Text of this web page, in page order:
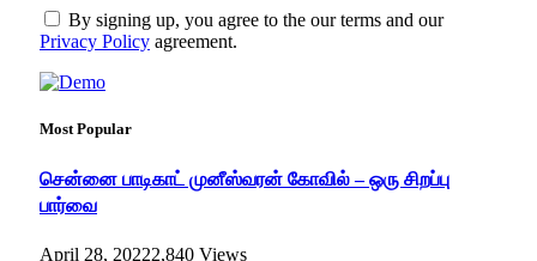
By signing up, you agree to the our terms and our
Privacy Policy agreement.
Most Popular
சென்னை பாடிகாட் முனீஸ்வரன் கோவில் – ஒரு சிறப்பு
பார்வை
April 28, 20222,840 Views